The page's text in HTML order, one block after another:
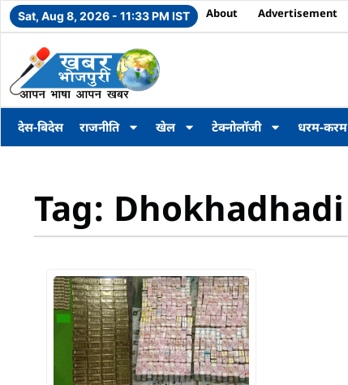
Sat, Aug 8, 2026 - 11:33 PM IST About Advertisement
देस-बिदेस राजनीति खेल टेक्नोलॉजी धरम-करम
Tag: Dhokhadhadi